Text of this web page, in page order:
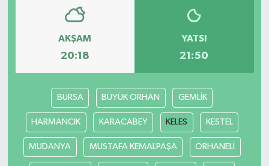
AKŞAM
20:18
YATSI
21:50
BURSA BÜYÜK ORHAN GEMLİK
HARMANCIK KARACABEY KELES KESTEL
MUDANYA MUSTAFA KEMALPAŞA ORHANELİ